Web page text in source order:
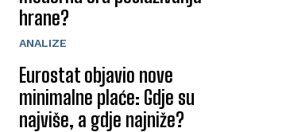
hrane?
ANALIZE
Eurostat objavio nove
minimalne plaće: Gdje su
najviše, a gdje najniže?